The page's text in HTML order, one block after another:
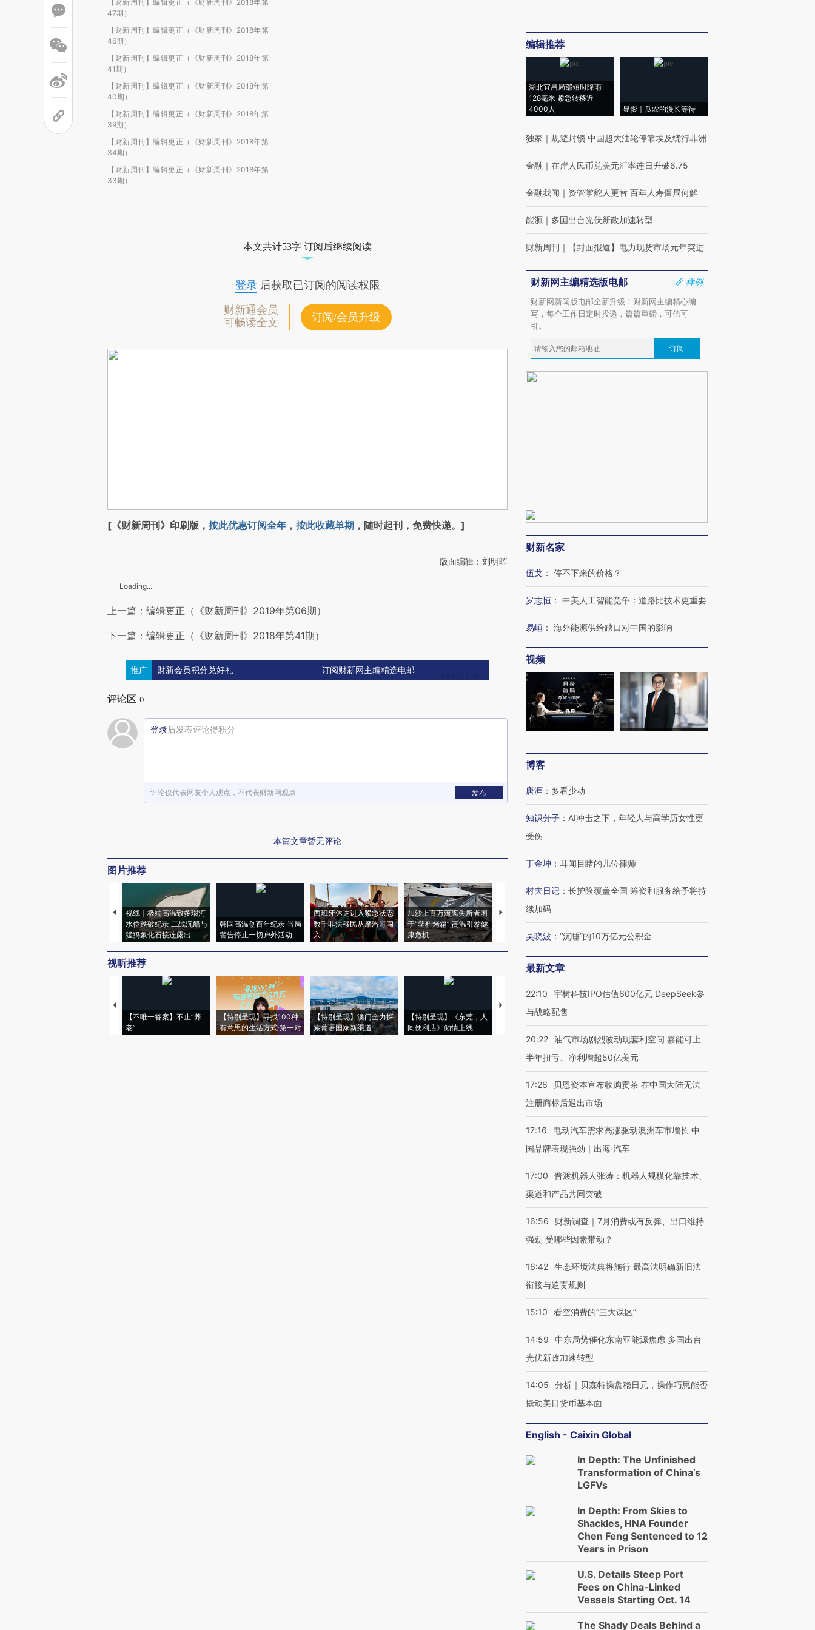
【财新周刊】编辑更正（《财新周刊》2018年第
47期）
【财新周刊】编辑更正（《财新周刊》2018年第
46期）
【财新周刊】编辑更正（《财新周刊》2018年第
41期）
【财新周刊】编辑更正（《财新周刊》2018年第
40期）
【财新周刊】编辑更正（《财新周刊》2018年第
39期）
【财新周刊】编辑更正（《财新周刊》2018年第
34期）
【财新周刊】编辑更正（《财新周刊》2018年第
33期）
本文共计53字 订阅后继续阅读
登录后获取已订阅的阅读权限
财新通会员
可畅读全文
订阅/会员升级
[《财新周刊》印刷版， 按此优惠订阅全年 ， 按此收藏单期 ，随时起刊，免费快递。]
版面编辑：刘明晖
Loading...
上一篇：编辑更正（《财新周刊》2019年第06期）
下一篇：编辑更正（《财新周刊》2018年第41期）
推广 财新会员积分兑好礼 订阅财新网主编精选电邮
评论区 0
登录后发表评论得积分
评论仅代表网友个人观点，不代表财新网观点 发布
本篇文章暂无评论
图片推荐
视线｜极端高温致多瑙河
水位跌破纪录 二战沉船与
猛犸象化石接连露出
韩国高温创百年纪录 当局
警告停止一切户外活动
西班牙休达进入紧急状态
数千非法移民从摩洛哥闯
入
加沙上百万流离失所者困
于“塑料烤箱” 高温引发健
康危机
视线｜HYROX的吸金
术：是什么让中产们甘
心“花钱找虐”？
粒摇头丸 尿检体内含3种
毒品
度Z世代 用街头抗争将教
视听推荐
【不唯一答案】不止“养
老”
【特别呈现】寻找100种
有意思的生活方式·第一对
【特别呈现】澳门全力探
索葡语国家新渠道
【特别呈现】《东莞，人
间便利店》倾情上线
【推广】走进第四届链博
会，让数智科技“链”接产
有意思的生活方式·第三对
住三大增长引擎是什么？
编辑推荐
湖北宜昌局部短时降雨
128毫米 紧急转移近
4000人
显影｜瓜农的漫长等待
独家 ｜ 规避封锁 中国超大油轮停靠埃及绕行非洲
金融 ｜ 在岸人民币兑美元汇率连日升破6.75
金融我闻 ｜ 资管掌舵人更替 百年人寿僵局何解
能源 ｜ 多国出台光伏新政加速转型
财新周刊 ｜ 【封面报道】电力现货市场元年突进
财新网主编精选版电邮
样例
财新网新闻版电邮全新升级！财新网主编精心编
写，每个工作日定时投递，篇篇重磅，可信可
引。
订阅
财新名家
伍戈 ： 停不下来的价格？
罗志恒 ： 中美人工智能竞争：道路比技术更重要
易峘 ： 海外能源供给缺口对中国的影响
视频
博客
唐涯 ： 多看少动
知识分子 ： AI冲击之下，年轻人与高学历女性更
受伤
丁金坤 ： 耳闻目睹的几位律师
村夫日记 ： 长护险覆盖全国 筹资和服务给予将持
续加码
吴晓波 ： “沉睡”的10万亿元公积金
最新文章
22:10
宇树科技IPO估值600亿元 DeepSeek参
与战略配售
20:22 油气市场剧烈波动现套利空间 嘉能可上
半年扭亏、净利增超50亿美元
17:26
贝恩资本宣布收购贡茶 在中国大陆无法
注册商标后退出市场
17:16
电动汽车需求高涨驱动澳洲车市增长 中
国品牌表现强劲｜出海·汽车
17:00
普渡机器人张涛：机器人规模化靠技术、
渠道和产品共同突破
16:56
财新调查｜7月消费或有反弹、出口维持
强劲 受哪些因素带动？
16:42 生态环境法典将施行 最高法明确新旧法
衔接与追责规则
15:10 看空消费的“三大误区”
14:59
中东局势催化东南亚能源焦虑 多国出台
光伏新政加速转型
14:05
分析｜贝森特操盘稳日元，操作巧思能否
撬动美日货币基本面
English - Caixin Global
In Depth: The Unfinished
Transformation of China’s
LGFVs
In Depth: From Skies to
Shackles, HNA Founder
Chen Feng Sentenced to 12
Years in Prison
U.S. Details Steep Port
Fees on China-Linked
Vessels Starting Oct. 14
The Shady Deals Behind a